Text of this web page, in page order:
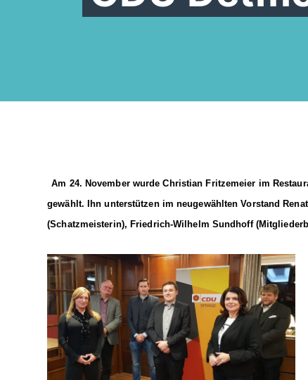
Am 24. November wurde Christian Fritzemeier im
gewählt. Ihn unterstützen im neugewählten Vorstand
(Schatzmeisterin), Friedrich-Wilhelm Sundhoff